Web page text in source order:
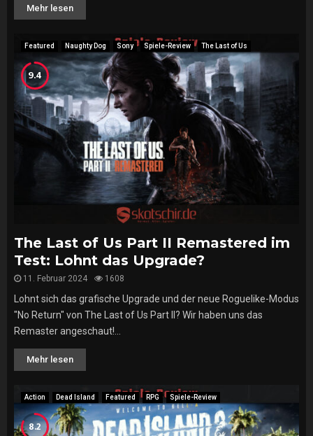
Mehr lesen
Featured Naughty Dog Sony Spiele-Review The Last of Us
9.4
The Last of Us Part II Remastered im
Test: Lohnt das Upgrade?
11. Februar 2024 1608
Lohnt sich das grafische Upgrade und der neue Roguelike-Modus
"No Return" von The Last of Us Part II? Wir haben uns das
Remaster angeschaut!...
Mehr lesen
Action Dead Island Featured RPG Spiele-Review
8.2